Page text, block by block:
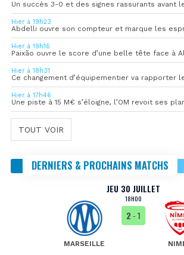
Un succès 3-0 et des signes rassurants avant
Hier à 19h23
Hier à 19h16
Paixão ouvre le score d’une belle tête face à
Hier à 18h31
Ce changement d’équipementier va rapporter
Hier à 17h46
Une piste à 15 M€ s’éloigne, l’OM revoit ses
TOUT VOIR
DERNIERS & PROCHAINS MATCHS
JEU 30 JUILLET
18H00
MARSEILLE
2 - 1